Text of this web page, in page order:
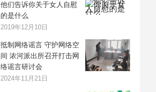
他们告诉你关于女人自慰
的是什么
2019年12月10日
抵制网络谣言 守护网络空
间 浓河派出所召开打击网
络谣言研讨会
2024年11月21日